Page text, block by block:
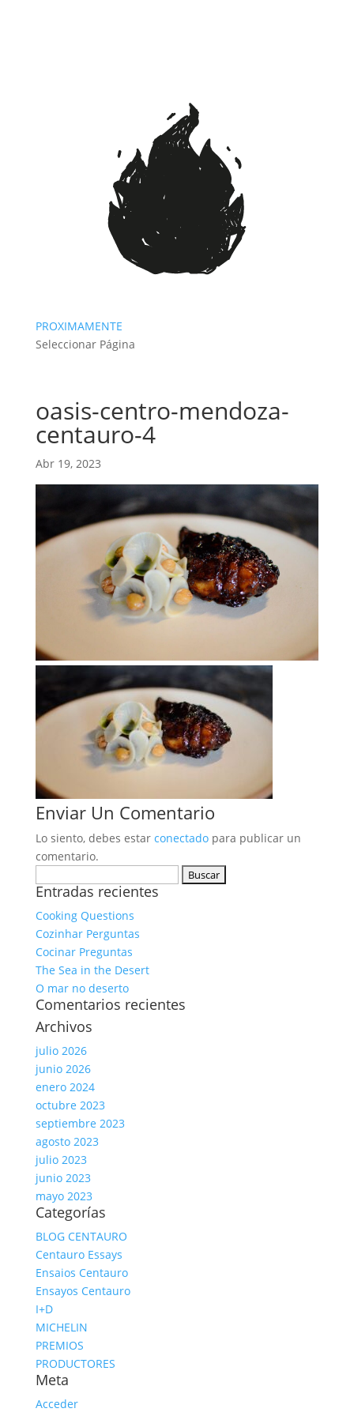
PROXIMAMENTE
Seleccionar Página
oasis-centro-mendoza-
centauro-4
Abr 19, 2023
Enviar Un Comentario
Lo siento, debes estar conectadopara publicar un
comentario.
Entradas recientes
Cooking Questions
Cozinhar Perguntas
Cocinar Preguntas
The Sea in the Desert
O mar no deserto
Comentarios recientes
Archivos
julio 2026
junio 2026
enero 2024
octubre 2023
septiembre 2023
agosto 2023
julio 2023
junio 2023
mayo 2023
Categorías
BLOG CENTAURO
Centauro Essays
Ensaios Centauro
Ensayos Centauro
I+D
MICHELIN
PREMIOS
PRODUCTORES
Meta
Acceder